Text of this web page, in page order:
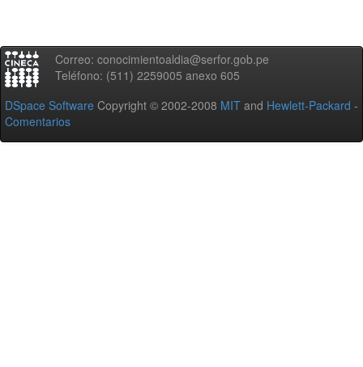
Correo: conocimientoaldia@serfor.gob.pe
Teléfono: (511) 2259005 anexo 605
DSpace Software Copyright © 2002-2008 MIT and Hewlett-Packard -
Comentarios